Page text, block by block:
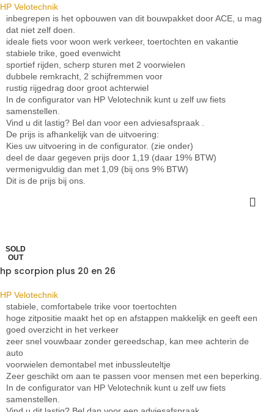
HP Velotechnik
inbegrepen is het opbouwen van dit bouwpakket door ACE, u mag
dat niet zelf doen.
ideale fiets voor woon werk verkeer, toertochten en vakantie
stabiele trike, goed evenwicht
sportief rijden, scherp sturen met 2 voorwielen
dubbele remkracht, 2 schijfremmen voor
rustig rijgedrag door groot achterwiel
In de configurator van HP Velotechnik kunt u zelf uw fiets
samenstellen.
Vind u dit lastig? Bel dan voor een adviesafspraak .
De prijs is afhankelijk van de uitvoering:
Kies uw uitvoering in de configurator. (zie onder)
deel de daar gegeven prijs door 1,19 (daar 19% BTW)
vermenigvuldig dan met 1,09 (bij ons 9% BTW)
Dit is de prijs bij ons.
SOLD
OUT
hp scorpion plus 20 en 26
HP Velotechnik
stabiele, comfortabele trike voor toertochten
hoge zitpositie maakt het op en afstappen makkelijk en geeft een
goed overzicht in het verkeer
zeer snel vouwbaar zonder gereedschap, kan mee achterin de
auto
voorwielen demontabel met inbussleuteltje
Zeer geschikt om aan te passen voor mensen met een beperking.
In de configurator van HP Velotechnik kunt u zelf uw fiets
samenstellen.